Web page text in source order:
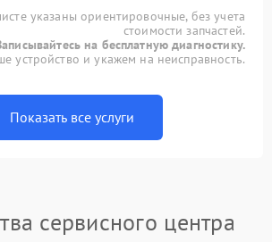
указаны ориентировочные, без учета
стоимости запчастей.
на бесплатную диагностику.
устройство и укажем на неисправность.
Показать все услуги
сервисного центра